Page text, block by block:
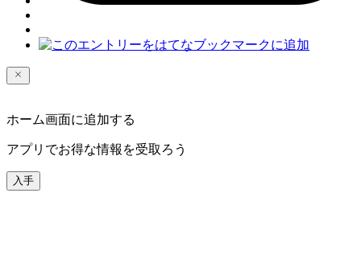
ホーム画面に追加する
アプリでお得な情報を受取ろう
入手